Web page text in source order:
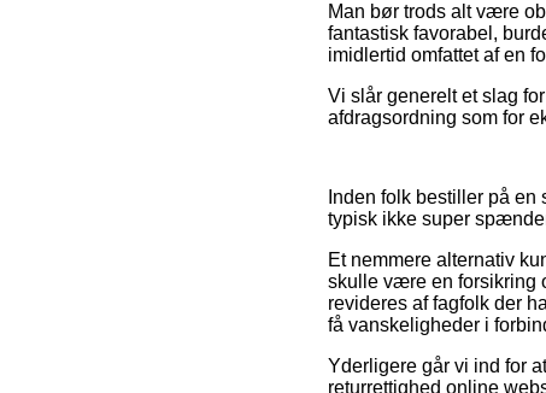
Man bør trods alt være
fantastisk favorabel,
imidlertid omfattet af en
Vi slår generelt et slag
afdragsordning som for
Inden folk bestiller på
typisk ikke super
Et nemmere alternativ
skulle være en forsikring
revideres af fagfolk der
få vanskeligheder i
Yderligere går vi ind for
returrettighed online